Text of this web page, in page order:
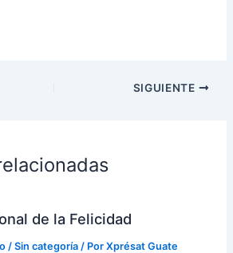
SIGUIENTE
de la Felicidad
/Sin categoría / PorXprésat Guate